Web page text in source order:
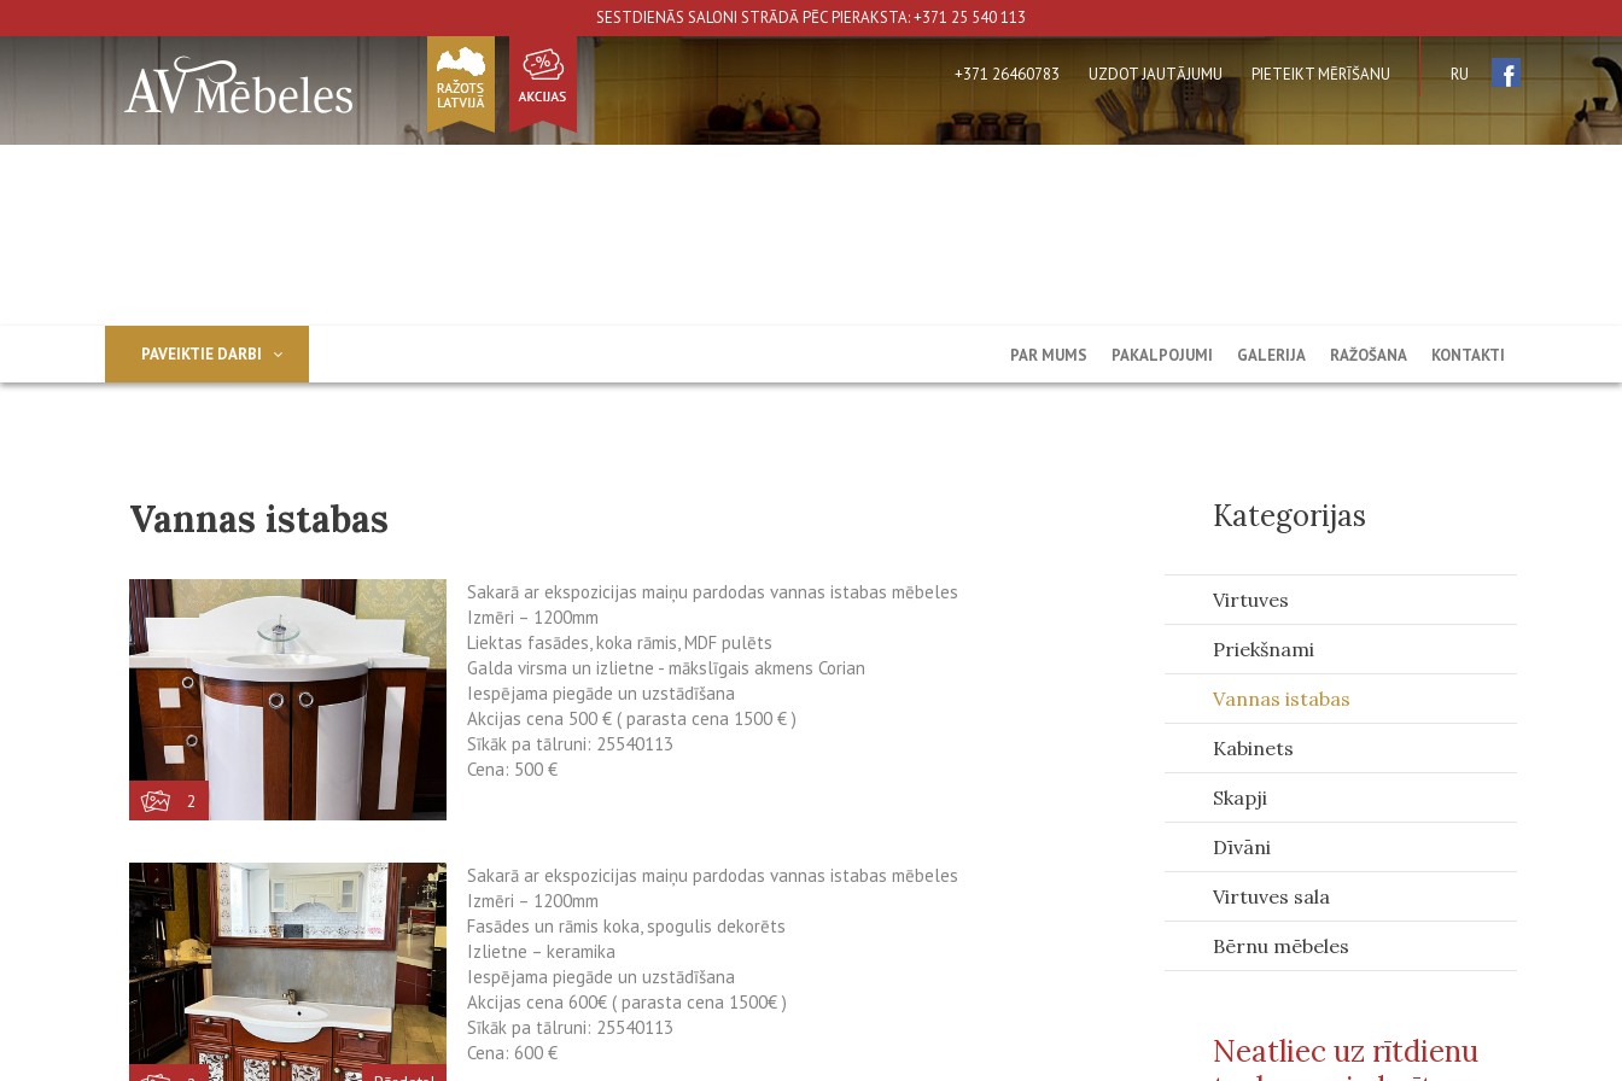
SESTDIENĀS SALONI STRĀDĀ PĒC PIERAKSTA: +371 25 540 113
+371 26460783 UZDOT JAUTĀJUMU PIETEIKT MĒRĪŠANU RU
PAVEIKTIE DARBI PAR MUMS PAKALPOJUMI GALERIJA RAŽOŠANA KONTAKTI
Vannas istabas
2
Sakarā ar ekspozicijas maiņu pardodas vannas istabas mēbeles
Izmēri – 1200mm
Liektas fasādes, koka rāmis, MDF pulēts
Galda virsma un izlietne - mākslīgais akmens Corian
Iespējama piegāde un uzstādīšana
Akcijas cena 500 € ( parasta cena 1500 € )
Sīkāk pa tālruni: 25540113
Cena: 500 €
Sakarā ar ekspozicijas maiņu pardodas vannas istabas mēbeles
Izmēri – 1200mm
Fasādes un rāmis koka, spogulis dekorēts
Izlietne – keramika
Iespējama piegāde un uzstādīšana
Akcijas cena 600€ ( parasta cena 1500€ )
Sīkāk pa tālruni: 25540113
Cena: 600 €
Kategorijas
Virtuves
Priekšnami
Vannas istabas
Kabinets
Skapji
Dīvāni
Virtuves sala
Bērnu mēbeles
Neatliec uz rītdienu